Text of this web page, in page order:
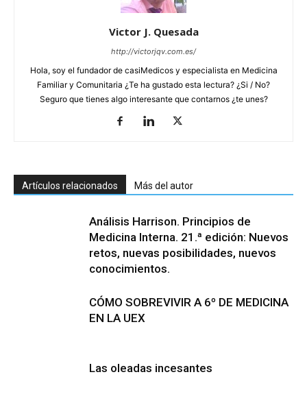
Victor J. Quesada
http://victorjqv.com.es/
Hola, soy el fundador de casiMedicos y especialista en Medicina
Familiar y Comunitaria ¿Te ha gustado esta lectura? ¿Si / No?
Seguro que tienes algo interesante que contarnos ¿te unes?
Artículos relacionados Más del autor
Análisis Harrison. Principios de
Medicina Interna. 21.ª edición: Nuevos
retos, nuevas posibilidades, nuevos
conocimientos.
CÓMO SOBREVIVIR A 6º DE MEDICINA
EN LA UEX
Las oleadas incesantes